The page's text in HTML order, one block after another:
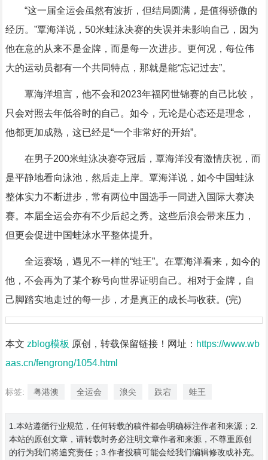
“这一届全运会虽然有波折，但结局圆满，是值得骄傲的
经历。”覃海洋说，50米蛙泳决赛的失误并未影响自己，因为
他在意的从来不是金牌，而是每一次进步。更何况，每位伟
大的运动员都有一个共同特点，那就是能“忘记过去”。
覃海洋坦言，他不会和2023年福冈世锦赛的自己比较，
只会对照去年低谷时的自己。如今，无论是心态还是理念，
他都更加成熟，这已经是“一个非常好的开始”。
在男子200米蛙泳决赛夺冠后，覃海洋没有激情庆祝，而
是平静地看向泳池，然后走上岸。覃海洋说，如今中国蛙泳
整体实力不断进步，常有两位中国选手一同进入国际大赛决
赛。本届全运会亦有不少后起之秀。这些后浪会带来压力，
但更会促进中国蛙泳水平整体提升。
全运赛场，遇见不一样的“蛙王”。在覃海洋看来，如今的
他，不会再为了某个称号向世界证明自己。相对于金牌，自
己脚踏实地走过的每一步，才是真正的成长与收获。(完)
本文 zblog模板 原创，转载保留链接！网址： https://www.wb
aas.cn/fengrong/1054.html
标签: 粤港澳 全运会 浪尖 跌宕 蛙王
1.本站遵循行业规范，任何转载的稿件都会明确标注作者和来源；2.
本站的原创文章，请转载时务必注明文章作者和来源，不尊重原创
的行为我们将追究责任；3.作者投稿可能会经我们编辑修改或补充。